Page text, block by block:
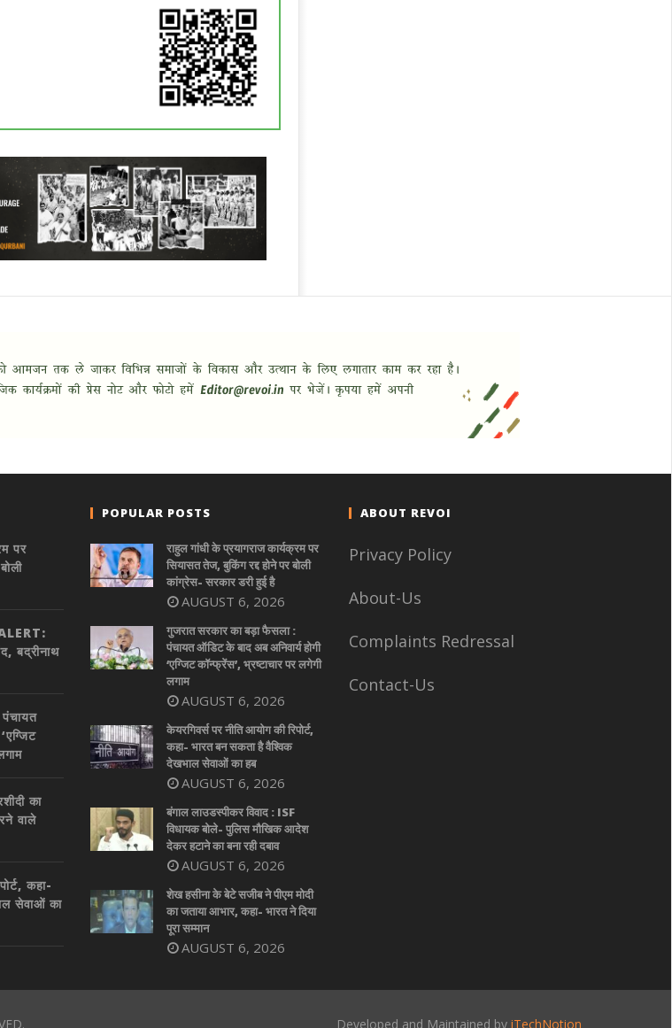
पर
बद्रीनाथ
का
वाले
कहा-
सेवाओं का
POPULAR POSTS
राहुल गांधी के प्रयागराज कार्यक्रम पर
सियासत तेज, बुकिंग रद्द होने पर बोली
कांग्रेस- सरकार डरी हुई है
AUGUST 6, 2026
गुजरात सरकार का बड़ा फैसला :
पंचायत ऑडिट के बाद अब अनिवार्य होगी
‘एग्जिट कॉन्फ्रेंस’, भ्रष्टाचार पर लगेगी
लगाम
AUGUST 6, 2026
केयरगिवर्स पर नीति आयोग की रिपोर्ट,
कहा- भारत बन सकता है वैश्विक
देखभाल सेवाओं का हब
AUGUST 6, 2026
बंगाल लाउडस्पीकर विवाद : ISF
विधायक बोले- पुलिस मौखिक आदेश
देकर हटाने का बना रही दबाव
AUGUST 6, 2026
शेख हसीना के बेटे सजीब ने पीएम मोदी
का जताया आभार, कहा- भारत ने दिया
पूरा सम्मान
AUGUST 6, 2026
ABOUT REVOI
Privacy Policy
About-Us
Complaints Redressal
Contact-Us
Developed and Maintained by iTechNotion